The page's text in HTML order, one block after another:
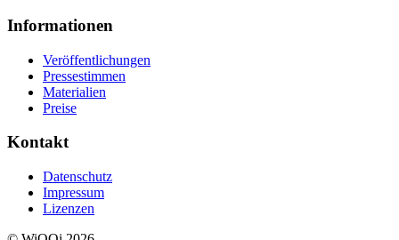
Informationen
Veröffentlichungen
Pressestimmen
Materialien
Preise
Kontakt
Datenschutz
Impressum
Lizenzen